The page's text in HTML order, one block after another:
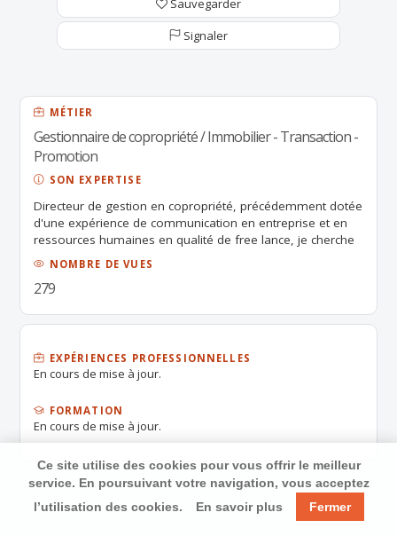
Sauvegarder
Signaler
MÉTIER
Gestionnaire de copropriété / Immobilier - Transaction -
Promotion
SON EXPERTISE
Directeur de gestion en copropriété, précédemment dotée
d'une expérience de communication en entreprise et en
ressources humaines en qualité de free lance, je cherche
un poste à responsabilités dans le domaine de
l'immobilier.
NOMBRE DE VUES
279
EXPÉRIENCES PROFESSIONNELLES
En cours de mise à jour.
FORMATION
En cours de mise à jour.
Ce site utilise des cookies pour vous offrir le meilleur
service. En poursuivant votre navigation, vous acceptez
l’utilisation des cookies.
En savoir plus Fermer